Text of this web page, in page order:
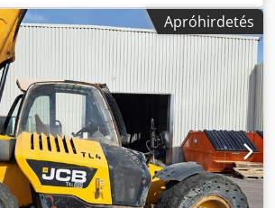
10 000 mm, Gyártási év:2015,
, Felszereltség:raklapvillák,
rakodógép DIECHI ZEUS 38.10
év: 2015, óra szerint 3808 üzemóra
év: 2016, óra szerint 2923 üzemóra
magasság 3,8 tonnás emelőképesség
2 fokozatú hidrosztatikus hajtás
- Manitou gyorscsatlakozó - Kanál -
a villatartóig -
Négykerék-hajtás - 3 kormányzási mód -
- Azonnal használatba vehető - Jó
Apróhirdetés